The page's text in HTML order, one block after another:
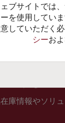
録
庫情報やソリ
ブサイトでは
を使用してい
していただく
シーお